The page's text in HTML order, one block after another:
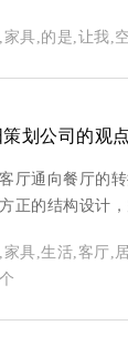
作需要所以经
，自己也是看
王牌M7的价格最
受让我很认可
划之类，也看
家具,的是,让我,
划公司的观点
厅通向餐厅的
正的结构设计
纳了家具的精
舒适感的沙发
家具,生活,客厅,